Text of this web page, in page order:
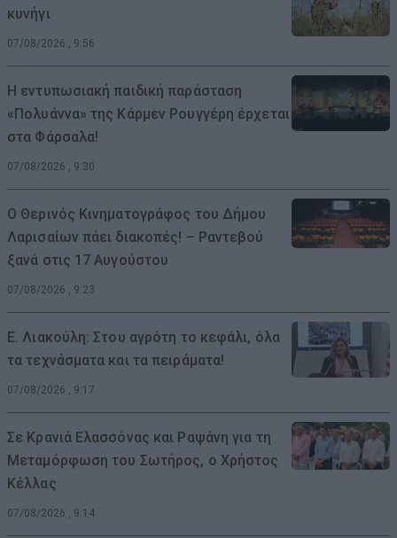
κυνήγι
07/08/2026 , 9:56
Η εντυπωσιακή παιδική παράσταση
«Πολυάννα» της Κάρμεν Ρουγγέρη έρχεται
στα Φάρσαλα!
07/08/2026 , 9:30
Ο Θερινός Κινηματογράφος του Δήμου
Λαρισαίων πάει διακοπές! – Ραντεβού
ξανά στις 17 Αυγούστου
07/08/2026 , 9:23
Ε. Λιακούλη: Στου αγρότη το κεφάλι, όλα
τα τεχνάσματα και τα πειράματα!
07/08/2026 , 9:17
Σε Κρανιά Ελασσόνας και Ραψάνη για τη
Μεταμόρφωση του Σωτήρος, ο Χρήστος
Κέλλας
07/08/2026 , 9:14